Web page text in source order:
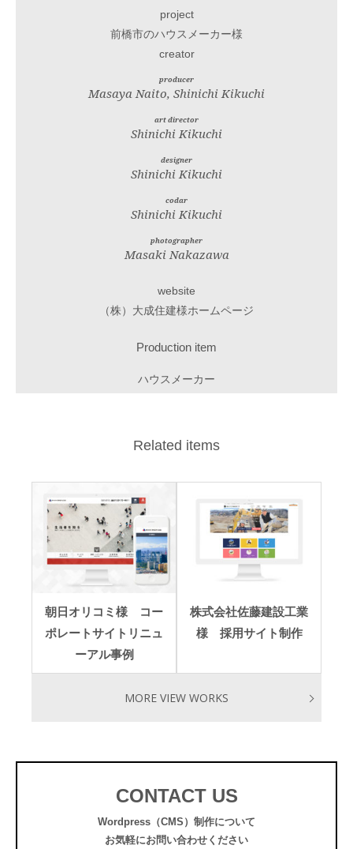
project
前橋市のハウスメーカー様
creator
producer
Masaya Naito, Shinichi Kikuchi
art director
Shinichi Kikuchi
designer
Shinichi Kikuchi
codar
Shinichi Kikuchi
photographer
Masaki Nakazawa
website
（株）大成住建様ホームページ
Production item
ハウスメーカー
Related items
朝日オリコミ様 コー
ポレートサイトリニュ
ーアル事例
株式会社佐藤建設工業
様 採用サイト制作
MORE VIEW WORKS
CONTACT US
Wordpress（CMS）制作について
お気軽にお問い合わせください